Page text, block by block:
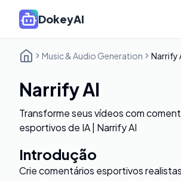
DokeyAI
Music & Audio Generation Narrify
Narrify AI
Transforme seus vídeos com
esportivos de IA | Narrify AI
Introdução
Crie comentários esportivos